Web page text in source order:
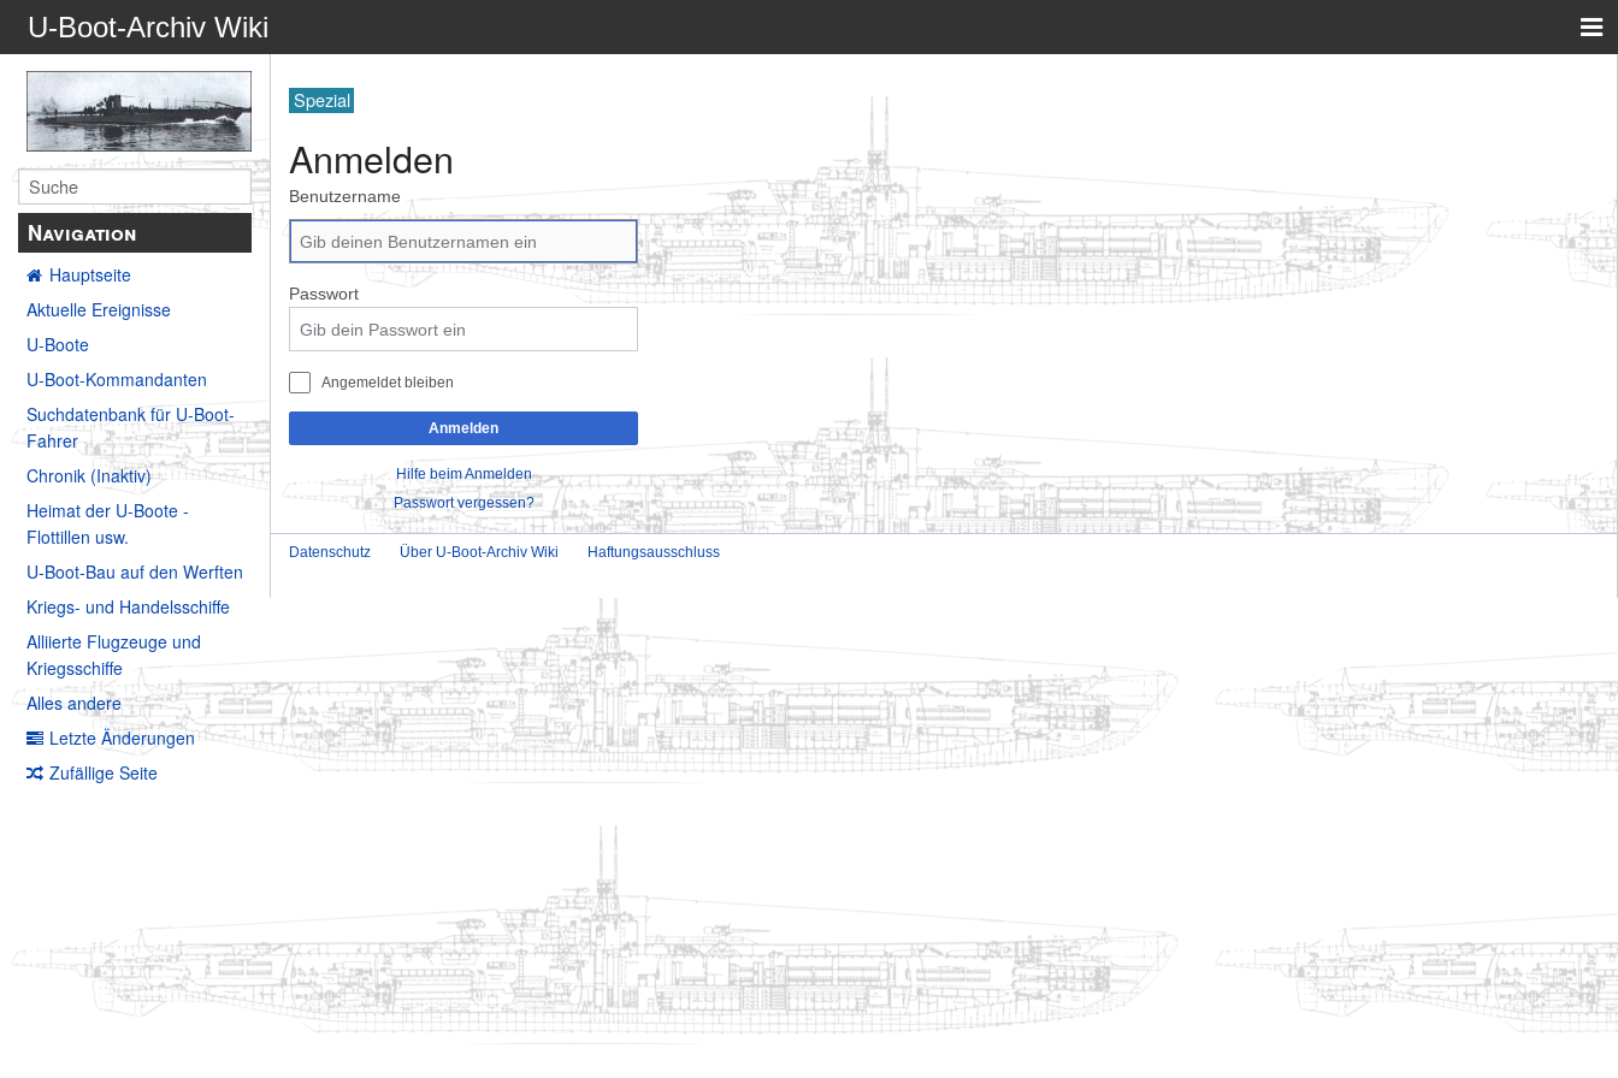
U-Boot-Archiv Wiki
Navigation
Hauptseite
Aktuelle Ereignisse
U-Boote
U-Boot-Kommandanten
Suchdatenbank für U-Boot-
Fahrer
Chronik (Inaktiv)
Heimat der U-Boote -
Flottillen usw.
U-Boot-Bau auf den Werften
Kriegs- und Handelsschiffe
Alliierte Flugzeuge und
Kriegsschiffe
Alles andere
Letzte Änderungen
Zufällige Seite
Spezial
Anmelden
Benutzername
Passwort
Angemeldet bleiben
Anmelden
Hilfe beim Anmelden
Passwort vergessen?
Datenschutz Über U-Boot-Archiv Wiki Haftungsausschluss